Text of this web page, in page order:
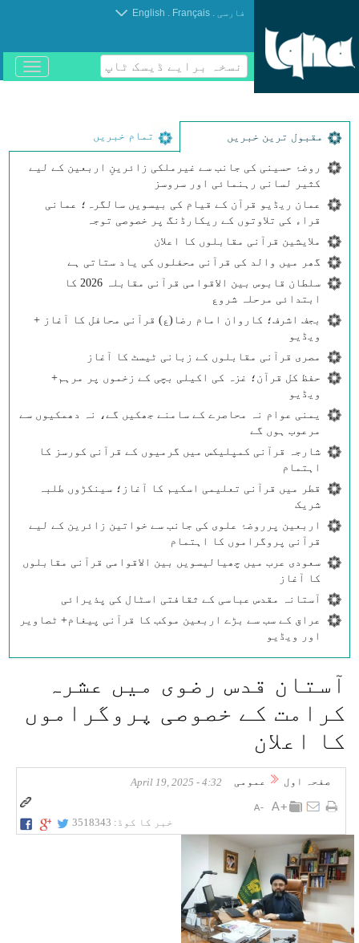
فارسی .
Français
.
English
نسخہ برایے ڈیسک ٹاپ
باز
و
مقبول ترین خبریں تمام خبریں
روضۂ حسینی کی جانب سے غیرملکی زائرینِ اربعین کے لیے
کثیر لسانی رہنمائی اور سروسز
عمان ریڈیو قرآن کے قیام کی بیسویں سالگرہ؛ عمانی
قراء کی تلاوتوں کے ریکارڈنگ پر خصوصی توجہ
ملایشین قرآنی مقابلوں کا اعلان
گھر میں والد کی قرآنی محفلوں کی یاد ستاتی ہے
سلطان قابوس بین الاقوامی قرآنی مقابلہ 2026 کا
ابتدائی مرحلہ شروع
بجف اشرف؛ کاروان امام رضا(ع) قرآنی محافل کا آغاز +
ویڈیو
مصری قرآنی مقابلوں کے زبانی ٹیسٹ کا آغاز
حفظ کل قرآن؛ غزہ کی اکیلی بچی کے زخموں پر مرہم+
ویڈیو
یمنی عوام نہ محاصرے کے سامنے جھکیں گے، نہ دھمکیوں سے
مرعوب ہوں گے
شارجہ قرآنی کمپلیکس میں گرمیوں کے قرآنی کورسز کا
اہتمام
قطر میں قرآنی تعلیمی اسکیم کا آغاز؛ سینکڑوں طلبہ
شریک
اربعین پرروضۂ علوی کی جانب سے خواتین زائرین کے لیے
قرآنی پروگراموں کا اہتمام
سعودی عرب میں چھیالیسویں بین الاقوامی قرآنی مقابلوں
کا آغاز
آستانہ مقدس عباسی کے ثقافتی اسٹال کی پذیرائی
عراق کے سب سے بڑے اربعین موکب کا قرآنی پیغام+ ٹصاویر
اور ویڈیو
آستان قدس رضوی میں عشرہ
کرامت کے خصوصی پروگراموں
کا اعلان
صفحہ اول عمومی 4:32 - April 19, 2025
خبر کا کوڈ: 3518343